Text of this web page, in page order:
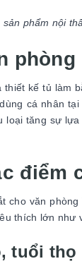
phẩm nội
phòng
thiết kế tủ làm
cá nhân
loại tăng sự
điểm
cho văn
thích lớn như
tuổi thọ